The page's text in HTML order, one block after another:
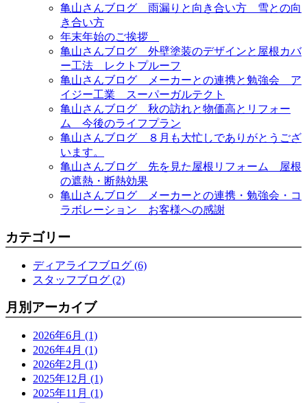
亀山さんブログ 雨漏りと向き合い方 雪との向
き合い方
年末年始のご挨拶
亀山さんブログ 外壁塗装のデザインと屋根カバ
ー工法 レクトプルーフ
亀山さんブログ メーカーとの連携と勉強会 ア
イジー工業 スーパーガルテクト
亀山さんブログ 秋の訪れと物価高とリフォー
ム 今後のライフプラン
亀山さんブログ ８月も大忙しでありがとうござ
います。
亀山さんブログ 先を見た屋根リフォーム 屋根
の遮熱・断熱効果
亀山さんブログ メーカーとの連携・勉強会・コ
ラボレーション お客様への感謝
カテゴリー
ディアライフブログ (6)
スタッフブログ (2)
月別アーカイブ
2026年6月 (1)
2026年4月 (1)
2026年2月 (1)
2025年12月 (1)
2025年11月 (1)